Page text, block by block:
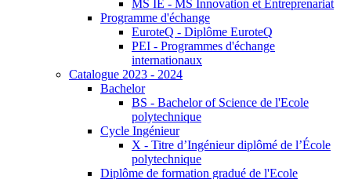
MS IE - MS Innovation et Entreprenariat
Programme d'échange
EuroteQ - Diplôme EuroteQ
PEI - Programmes d'échange
internationaux
Catalogue 2023 - 2024
Bachelor
BS - Bachelor of Science de l'Ecole
polytechnique
Cycle Ingénieur
X - Titre d’Ingénieur diplômé de l’École
polytechnique
Diplôme de formation gradué de l'Ecole